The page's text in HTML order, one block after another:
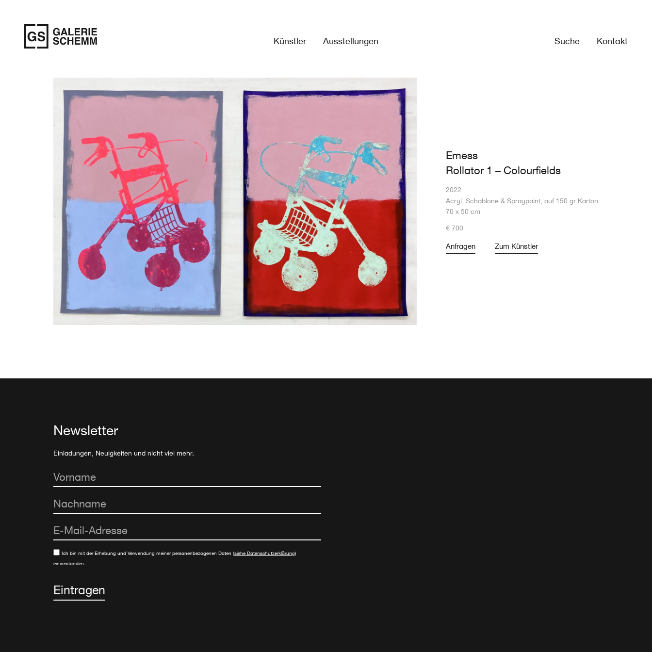
Künstler Ausstellungen Suche Kontakt
Emess
Rollator 1 – Colourfields
2022
Acryl, Schablone & Spraypaint, auf 150 gr Karton
70 x 50 cm
€ 700
Anfragen Zum Künstler
Newsletter
Einladungen, Neuigkeiten und nicht viel mehr.
Ich bin mit der Erhebung und Verwendung meiner personenbezogenen Daten (siehe Datenschutzerklärung)
einverstanden.
Eintragen